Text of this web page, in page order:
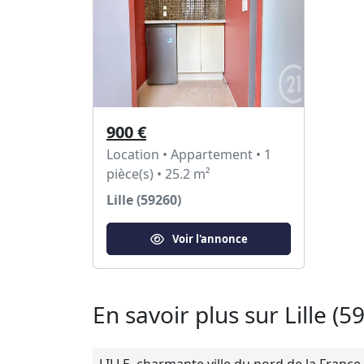
900 €
Location • Appartement • 1
pièce(s) • 25.2 m²
Lille (59260)
Voir l'annonce
En savoir plus sur Lille